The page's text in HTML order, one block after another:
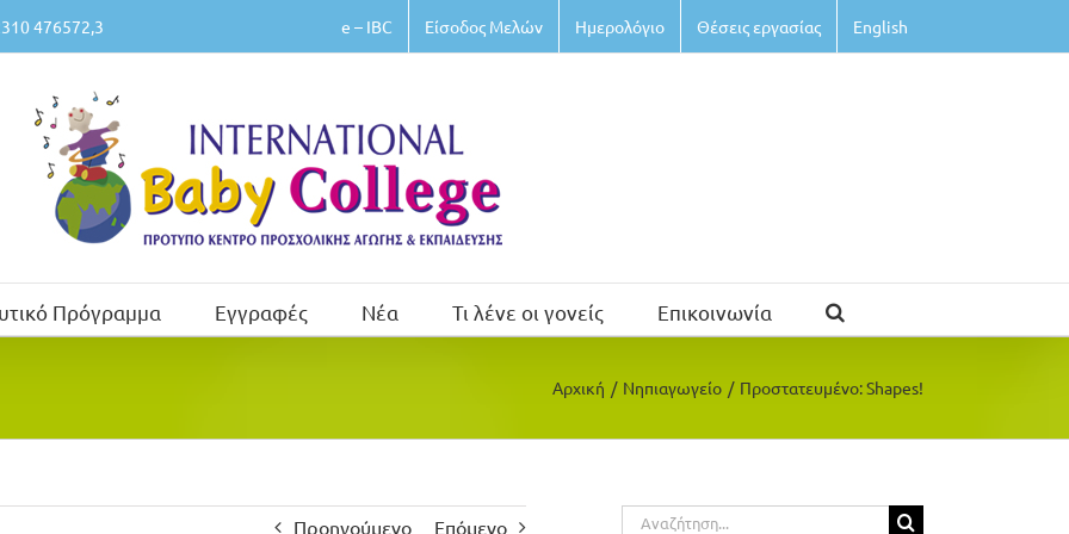
476572,3 e – IBC Είσοδος Μελών Ημερολόγιο Θέσεις εργασίας English
Πρόγραμμα Εγγραφές Νέα Τι λένε οι γονείς Επικοινωνία
Αρχική / Νηπιαγωγείο / Πρoστατευμένο: Shapes!
Προηγούμενο Επόμενο
Αναζήτηση